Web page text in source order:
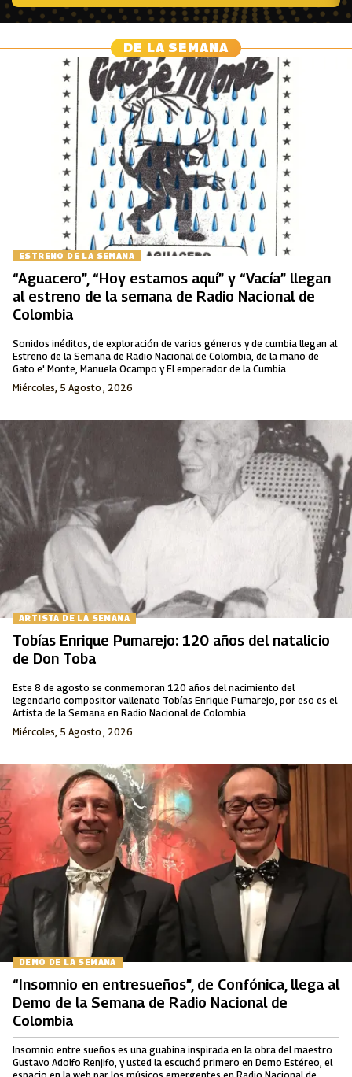
DE LA SEMANA
ESTRENO DE LA SEMANA
“Aguacero”, “Hoy estamos aquí” y “Vacía” llegan
al estreno de la semana de Radio Nacional de
Colombia
Sonidos inéditos, de exploración de varios géneros y de cumbia llegan al
Estreno de la Semana de Radio Nacional de Colombia, de la mano de
Gato e' Monte, Manuela Ocampo y El emperador de la Cumbia.
Miércoles, 5 Agosto , 2026
ARTISTA DE LA SEMANA
Tobías Enrique Pumarejo: 120 años del natalicio
de Don Toba
Este 8 de agosto se conmemoran 120 años del nacimiento del
legendario compositor vallenato Tobías Enrique Pumarejo, por eso es el
Artista de la Semana en Radio Nacional de Colombia.
Miércoles, 5 Agosto , 2026
DEMO DE LA SEMANA
“Insomnio en entresueños”, de Confónica, llega al
Demo de la Semana de Radio Nacional de
Colombia
Insomnio entre sueños es una guabina inspirada en la obra del maestro
Gustavo Adolfo Renjifo, y usted la escuchó primero en Demo Estéreo, el